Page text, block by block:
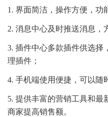
1. 界面简洁，操作方便，功
2. 消息中心及时推送消息，
3. 插件中心多款插件供选择
理插件；
4. 手机端使用便捷，可以随
5. 提供丰富的营销工具和最
商家提高销售额。